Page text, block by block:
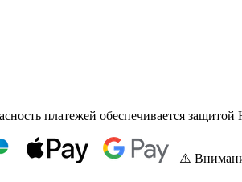
платежей обеспечивается защитой
⚠️